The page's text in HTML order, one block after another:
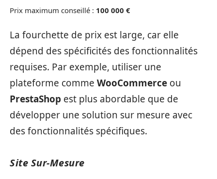
Prix maximum conseillé : 100 000 €
La fourchette de prix est large, car elle
dépend des spécificités des fonctionnalités
requises. Par exemple, utiliser une
plateforme comme WooCommerce ou
PrestaShop est plus abordable que de
développer une solution sur mesure avec
des fonctionnalités spécifiques.
Site Sur-Mesure